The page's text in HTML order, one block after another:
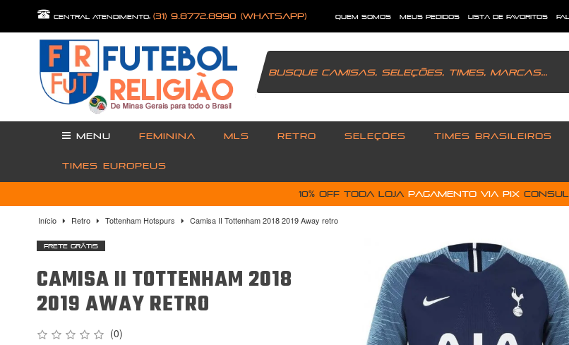
central atendimento: (31) 9.8772.8990 (Whatsapp) quem somos meus pedidos lista de favoritos
MENU FEMININA MLS RETRO SELEÇÕES TIMES BRASILEIROS
TIMES EUROPEUS
10% OFF toda loja pagamento via PIX
Início Retro Tottenham Hotspurs Camisa II Tottenham 2018 2019 Away retro
Frete Grátis
CAMISA II TOTTENHAM 2018
2019 AWAY RETRO
(0)